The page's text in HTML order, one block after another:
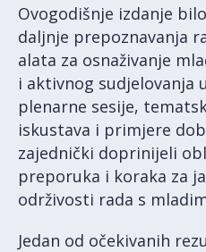
Ovogodišnje izdanje
daljnje prepoznavanja
alata za osnaživanje
i aktivnog sudjelovanja
plenarne sesije,
iskustava i primjere
zajednički doprinijeli
preporuka i koraka za
održivosti rada s
Jedan od očekivanih